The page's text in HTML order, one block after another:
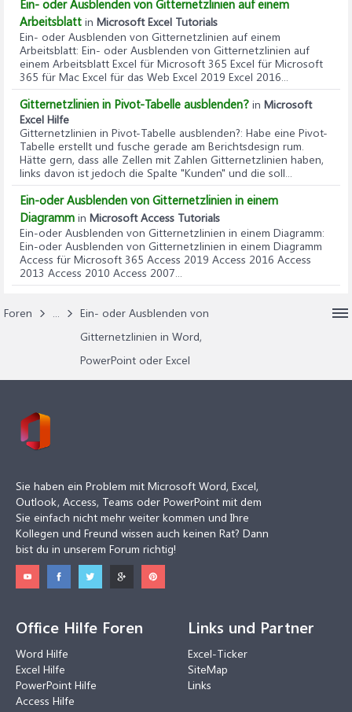
Ein- oder Ausblenden von Gitternetzlinien auf einem
Arbeitsblatt in Microsoft Excel Tutorials
Ein- oder Ausblenden von Gitternetzlinien auf einem
Arbeitsblatt: Ein- oder Ausblenden von Gitternetzlinien auf
einem Arbeitsblatt Excel für Microsoft 365 Excel für Microsoft
365 für Mac Excel für das Web Excel 2019 Excel 2016...
Gitternetzlinien in Pivot-Tabelle ausblenden? in Microsoft
Excel Hilfe
Gitternetzlinien in Pivot-Tabelle ausblenden?: Habe eine Pivot-
Tabelle erstellt und fusche gerade am Berichtsdesign rum.
Hätte gern, dass alle Zellen mit Zahlen Gitternetzlinien haben,
links davon ist jedoch die Spalte "Kunden" und die soll...
Ein-oder Ausblenden von Gitternetzlinien in einem
Diagramm in Microsoft Access Tutorials
Ein-oder Ausblenden von Gitternetzlinien in einem Diagramm:
Ein-oder Ausblenden von Gitternetzlinien in einem Diagramm
Access für Microsoft 365 Access 2019 Access 2016 Access
2013 Access 2010 Access 2007...
Foren
Ein- oder Ausblenden von
Gitternetzlinien in Word,
PowerPoint oder Excel
Sie haben ein Problem mit Microsoft Word, Excel,
Outlook, Access, Teams oder PowerPoint mit dem
Sie einfach nicht mehr weiter kommen und Ihre
Kollegen und Freund wissen auch keinen Rat? Dann
bist du in unserem Forum richtig!
Office Hilfe Foren
Word Hilfe
Excel Hilfe
PowerPoint Hilfe
Access Hilfe
Links und Partner
Excel-Ticker
SiteMap
Links